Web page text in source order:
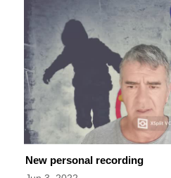
New personal recording